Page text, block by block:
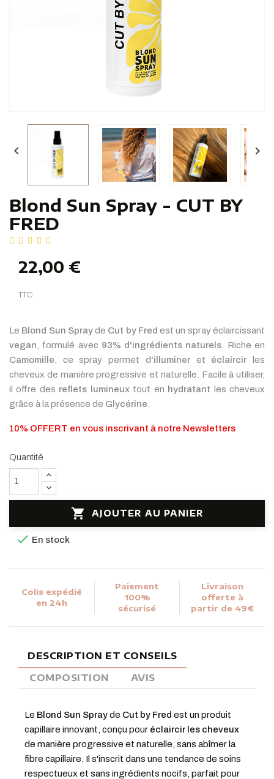
 
Blond Sun Spray - CUT BY
FRED
22,00 €
TTC
Le Blond Sun Sprayde Cut by Fred est un spray éclaircissant
vegan , formulé avec 93% d'ingrédients naturels . Riche en
Camomille , ce spray permet d'illumineret éclaircir les
cheveux de manière progressive et naturelle. Facile à utiliser,
il offre des reflets lumineuxtout en hydratant les cheveux
grâce à la présence de Glycérine
10% OFFERT en vous inscrivant à notre Newsletters
Quantité
 AJOUTER AU PANIER
 En stock
Colis expédié
en 24h
Paiement
100%
sécurisé
Livraison
offerte à
partir de 49€
DESCRIPTION ET CONSEILS
COMPOSITION
AVIS
Le Blond Sun Sprayde Cut by Fred est un produit
capillaire innovant, conçu pour éclaircir les cheveux
de manière progressive et naturelle, sans abîmer la
fibre capillaire. Il s'inscrit dans une tendance de soins
respectueux et sans ingrédients nocifs, parfait pour